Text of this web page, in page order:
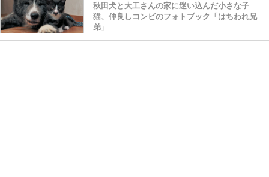
秋田犬と大工さんの家に迷い込んだ小さな子
猫、仲良しコンビのフォトブック「はちわれ兄
弟」